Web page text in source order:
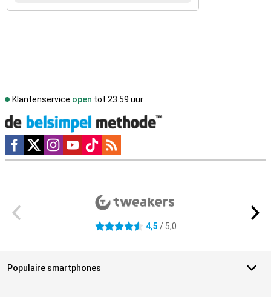
Klantenservice open tot 23.59 uur
Social media
4.5 sterren 4,5 / 5,0
Populaire smartphones